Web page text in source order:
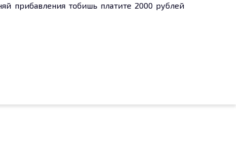
прибавления тобишь платите 2000 рублей